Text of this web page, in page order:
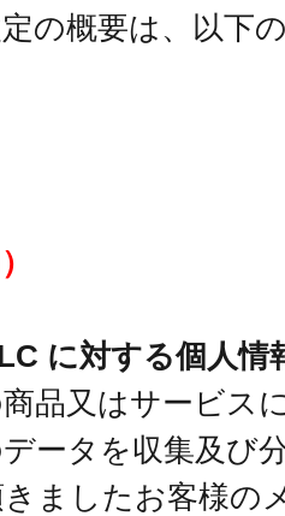
の概要は、以下
に対する個人情
品又はサービス
ータを収集及び
ましたお客様の